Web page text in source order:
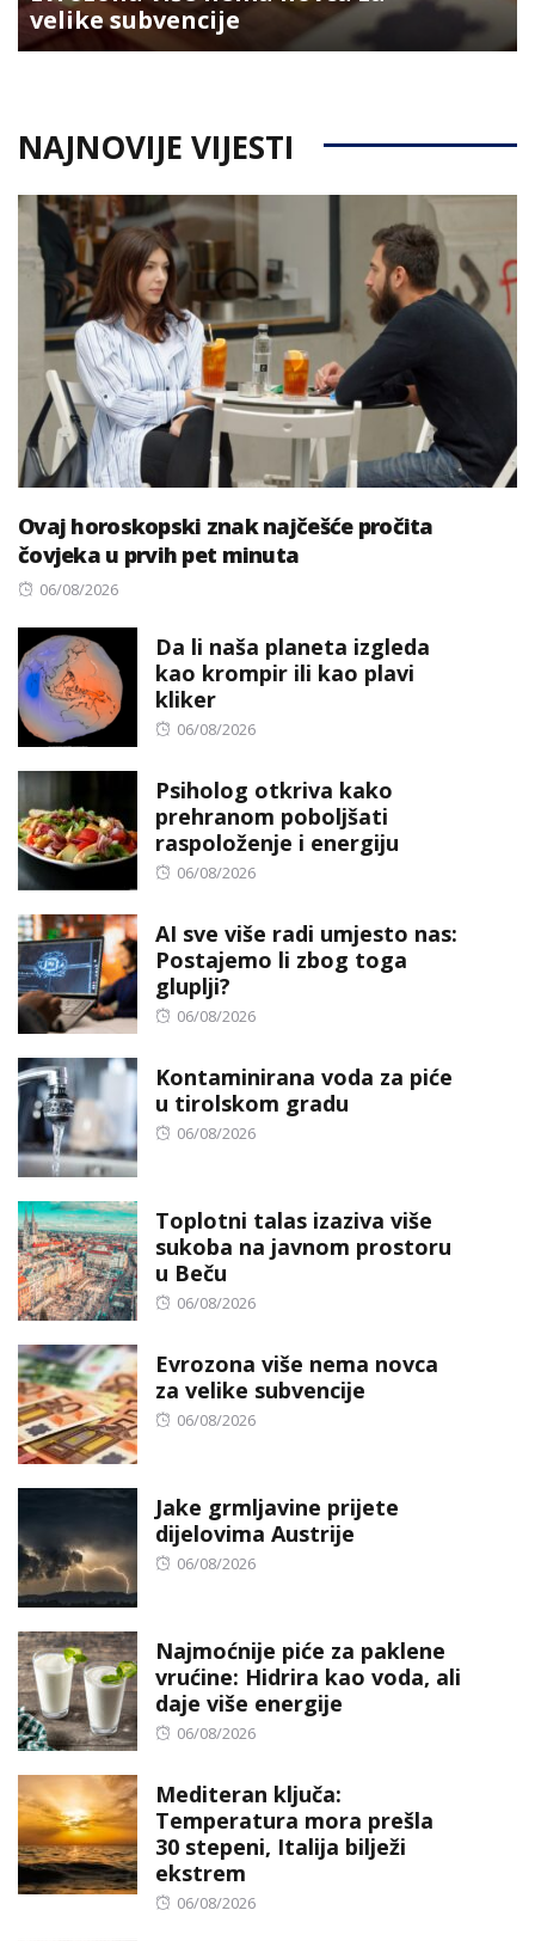
velike subvencije
NAJNOVIJE VIJESTI
Ovaj horoskopski znak najčešće pročita
čovjeka u prvih pet minuta
Posted
06/08/2026
Da li naša planeta izgleda
kao krompir ili kao plavi
kliker
Posted
06/08/2026
Psiholog otkriva kako
prehranom poboljšati
raspoloženje i energiju
Posted
06/08/2026
AI sve više radi umjesto nas:
Postajemo li zbog toga
gluplji?
Posted
06/08/2026
Kontaminirana voda za piće
u tirolskom gradu
Posted
06/08/2026
Toplotni talas izaziva više
sukoba na javnom prostoru
u Beču
Posted
06/08/2026
Evrozona više nema novca
za velike subvencije
Posted
06/08/2026
Jake grmljavine prijete
dijelovima Austrije
Posted
06/08/2026
Najmoćnije piće za paklene
vrućine: Hidrira kao voda, ali
daje više energije
Posted
06/08/2026
Mediteran ključa:
Temperatura mora prešla
30 stepeni, Italija bilježi
ekstrem
Posted
06/08/2026